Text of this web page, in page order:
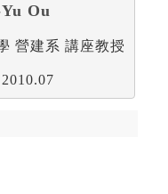
Ou
營建系 講座教授